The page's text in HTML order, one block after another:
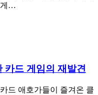
게…
카드 게임의 재발견
드 애호가들이 즐겨온 클